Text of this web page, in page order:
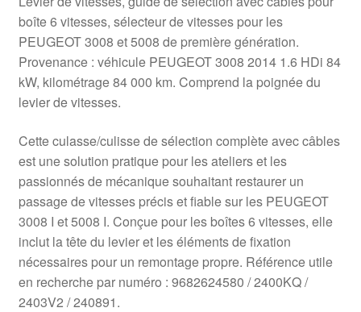
boîte 6 vitesses, sélecteur de vitesses pour les
PEUGEOT 3008 et 5008 de première génération.
Provenance : véhicule PEUGEOT 3008 2014 1.6 HDi 84
kW, kilométrage 84 000 km. Comprend la poignée du
levier de vitesses.
Cette culasse/culisse de sélection complète avec câbles
est une solution pratique pour les ateliers et les
passionnés de mécanique souhaitant restaurer un
passage de vitesses précis et fiable sur les PEUGEOT
3008 I et 5008 I. Conçue pour les boîtes 6 vitesses, elle
inclut la tête du levier et les éléments de fixation
nécessaires pour un remontage propre. Référence utile
en recherche par numéro : 9682624580 / 2400KQ /
2403V2 / 240891.